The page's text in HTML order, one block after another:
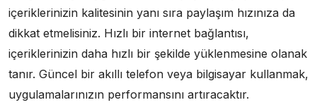
içeriklerinizin kalitesinin yanı sıra paylaşım hızınıza da
dikkat etmelisiniz. Hızlı bir internet bağlantısı,
içeriklerinizin daha hızlı bir şekilde yüklenmesine olanak
tanır. Güncel bir akıllı telefon veya bilgisayar kullanmak,
uygulamalarınızın performansını artıracaktır.